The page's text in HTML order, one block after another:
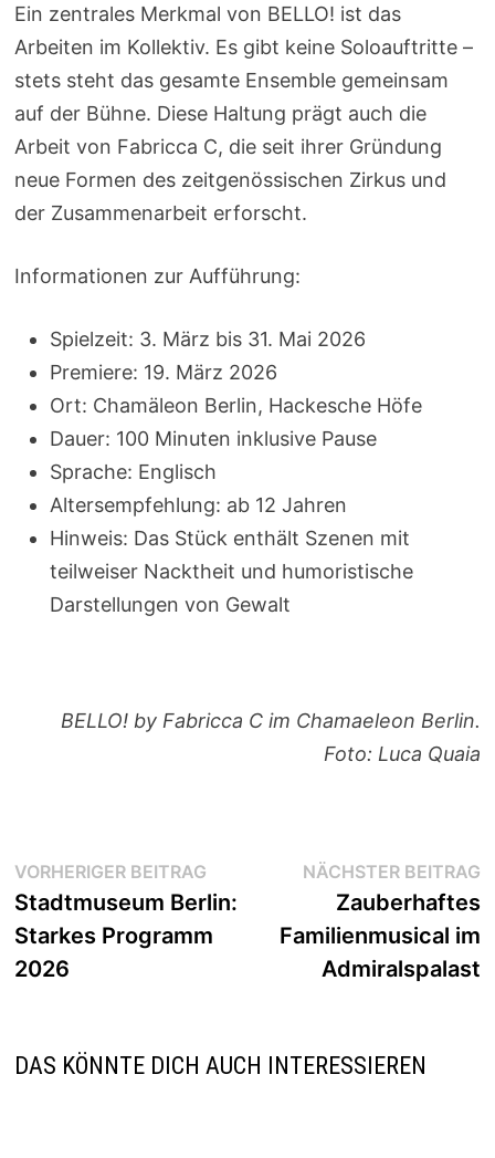
Ein zentrales Merkmal von BELLO! ist das
Arbeiten im Kollektiv. Es gibt keine Soloauftritte –
stets steht das gesamte Ensemble gemeinsam
auf der Bühne. Diese Haltung prägt auch die
Arbeit von Fabricca C, die seit ihrer Gründung
neue Formen des zeitgenössischen Zirkus und
der Zusammenarbeit erforscht.
Informationen zur Aufführung:
Spielzeit: 3. März bis 31. Mai 2026
Premiere: 19. März 2026
Ort: Chamäleon Berlin, Hackesche Höfe
Dauer: 100 Minuten inklusive Pause
Sprache: Englisch
Altersempfehlung: ab 12 Jahren
Hinweis: Das Stück enthält Szenen mit
teilweiser Nacktheit und humoristische
Darstellungen von Gewalt
BELLO! by Fabricca C im Chamaeleon Berlin.
Foto: Luca Quaia
Beitragsnavigation
VORHERIGER BEITRAGVorheriger
Beitrag:
Stadtmuseum Berlin:
Starkes Programm
2026
NÄCHSTER BEITRAG
Zauberhaftes
Familienmusical im
Admiralspalast
DAS KÖNNTE DICH AUCH INTERESSIEREN